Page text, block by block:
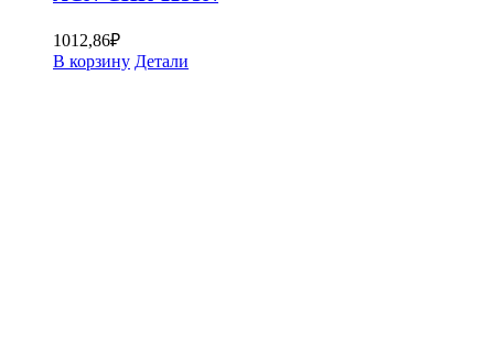
1012,86₽
В корзину Детали